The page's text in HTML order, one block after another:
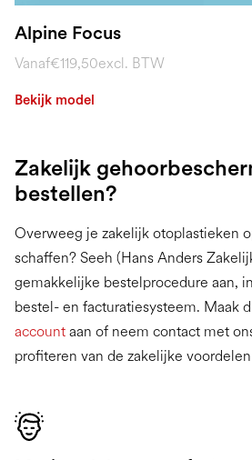
Alpine Focus
Vanaf€119,50excl. BTW
Bekijk model
Zakelijk
bestellen?
Overweeg je zakelijk otoplastieken
schaffen? Seeh (Hans Anders
gemakkelijke bestelprocedure aan,
bestel- en facturatiesysteem. Maak
account aan of neem contact met
profiteren van de zakelijke